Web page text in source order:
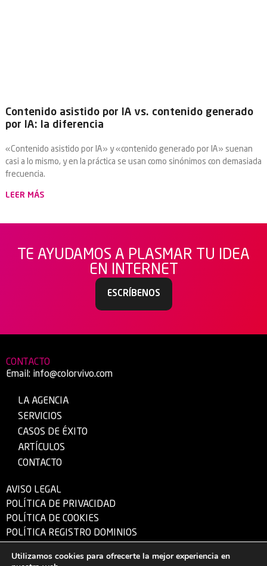
Contenido asistido por IA vs. contenido generado
por IA: la diferencia
«Contenido asistido por IA» y «contenido generado por IA» suenan
casi a lo mismo, y en la práctica se usan como sinónimos con demasiada
frecuencia.
LEER MÁS
TE AYUDAMOS A PLASMAR TU IDEA
EN INTERNET
ESCRÍBENOS
CONTACTO
Email: info@colorvivo.com
LA AGENCIA
SERVICIOS
CASOS DE ÉXITO
ARTÍCULOS
CONTACTO
AVISO LEGAL
POLÍTICA DE PRIVACIDAD
POLÍTICA DE COOKIES
POLÍTICA REGISTRO DOMINIOS
Utilizamos cookies para ofrecerte la mejor experiencia en